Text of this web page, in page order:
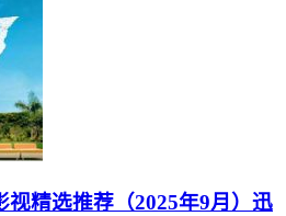
精选推荐（2025年9月）迅